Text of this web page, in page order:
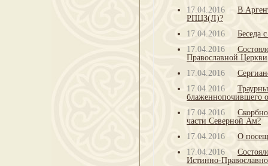
17.04.2016
В
РПЦЗ(Л)?
17.04.2016
Беседа
17.04.2016
Православной Церкви
17.04.2016
17.04.2016
блаженнопочившего
17.04.2016
части Северной Ам?
17.04.2016
О
17.04.2016
Истинно-